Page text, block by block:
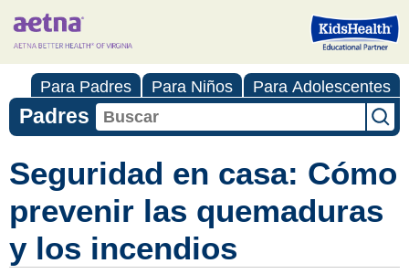
Para Padres Para Niños Para Adolescentes
Padres
Seguridad en casa: Cómo
prevenir las quemaduras
y los incendios